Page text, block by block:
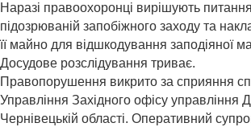
Наразі правоохоронці вирішують
підозрюваній запобіжного заходу та
її майно для відшкодування заподіяної
Досудове розслідування триває.
Правопорушення викрито за сприяння
Управління Західного офісу управління
Чернівецькій області. Оперативний